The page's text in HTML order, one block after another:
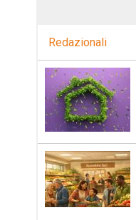
Redazionali